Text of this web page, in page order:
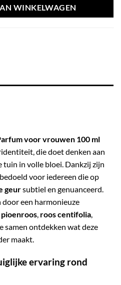
WINKELWAGEN
voor vrouwen 100 ml
die doet denken aan
tuin in volle bloei. Dankzij zijn
voor iedereen die op
geursubtiel en genuanceerd.
door een harmonieuze
pioenroos, roos centifolia,
samen ontdekken wat deze
maakt.
ervaring rond